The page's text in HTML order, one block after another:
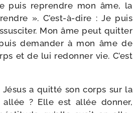
puis reprendre mon âme, la
». C’est-à-dire : Je puis
Mon âme peut quit­ter
deman­der à mon âme de
et de lui redon­ner vie. C’est
Jésus a quit­té son corps sur la
? Elle est allée don­ner,